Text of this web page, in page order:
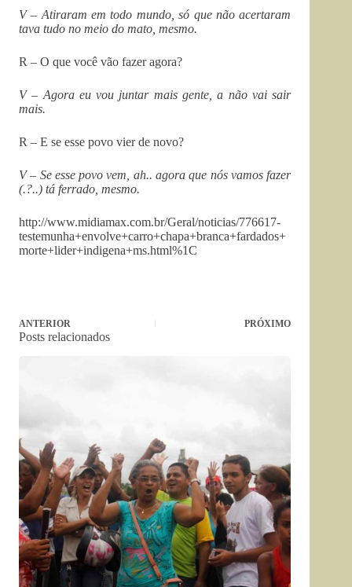
V – Atiraram em todo mundo, só que não acertaram
tava tudo no meio do mato, mesmo.
R – O que você vão fazer agora?
V – Agora eu vou juntar mais gente, a não vai sair
mais.
R – E se esse povo vier de novo?
V – Se esse povo vem, ah.. agora que nós vamos fazer
(.?..) tá ferrado, mesmo.
http://www.midiamax.com.br/Geral/noticias/776617-
testemunha+envolve+carro+chapa+branca+fardados+
morte+lider+indigena+ms.html­%1C
ANTERIOR PRÓXIMO
Posts relacionados